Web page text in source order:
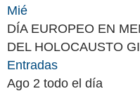
Mié
DÍA EUROPEO EN
DEL HOLOCAUSTO
Entradas
Ago 2 todo el día